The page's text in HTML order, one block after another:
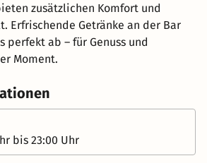
zusätzlichen Komfort und
Erfrischende Getränke an der Bar
perfekt ab – für Genuss und
Moment.
bis 23:00 Uhr